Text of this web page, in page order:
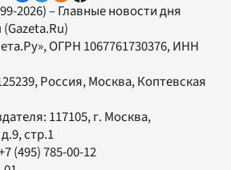
2026) – Главные новости дня
(Gazeta.Ru)
, ОГРН 1067761730376, ИНН
Россия, Москва, Коптевская
117105, г. Москва,
стр.1
(495) 785-00-12